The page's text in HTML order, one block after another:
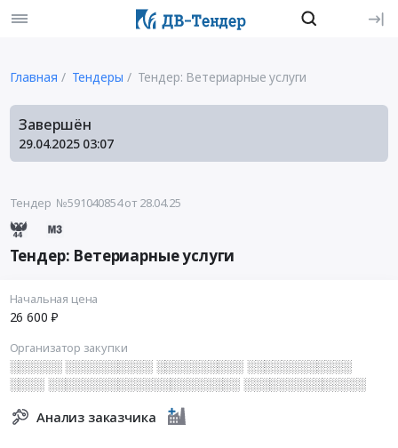
Главная Тендеры Тендер: Ветериарные услуги
Завершён
29.04.2025 03:07
Тендер №591040854от 28.04.25
Тендер: Ветериарные услуги
Начальная цена
26 600 ₽
Организатор закупки
░░░░░░ ░░░░░░░░░░ ░░░░░░░░░░ ░░░░░░░░░░░░
░░░░ ░░░░░░░░░░░░░░░░░░░░░░ ░░░░░░░░░░░░░░
Анализ заказчика